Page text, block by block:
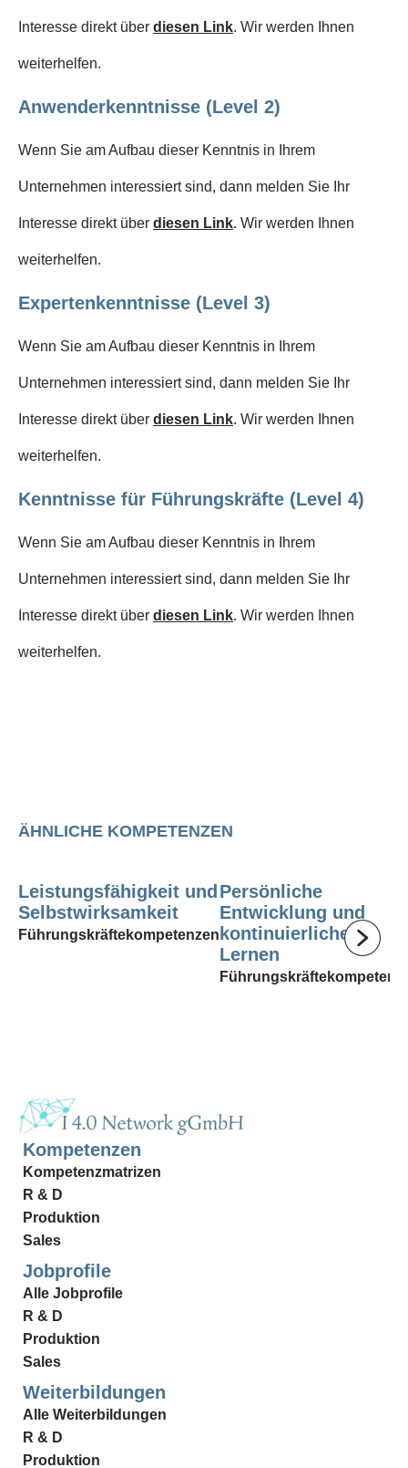
Interesse direkt über diesen Link. Wir werden Ihnen
weiterhelfen.
Anwenderkenntnisse (Level 2)
Wenn Sie am Aufbau dieser Kenntnis in Ihrem
Unternehmen interessiert sind, dann melden Sie Ihr
Interesse direkt über diesen Link. Wir werden Ihnen
weiterhelfen.
Expertenkenntnisse (Level 3)
Wenn Sie am Aufbau dieser Kenntnis in Ihrem
Unternehmen interessiert sind, dann melden Sie Ihr
Interesse direkt über diesen Link. Wir werden Ihnen
weiterhelfen.
Kenntnisse für Führungskräfte (Level 4)
Wenn Sie am Aufbau dieser Kenntnis in Ihrem
Unternehmen interessiert sind, dann melden Sie Ihr
Interesse direkt über diesen Link. Wir werden Ihnen
weiterhelfen.
ÄHNLICHE KOMPETENZEN
Leistungsfähigkeit und
Selbstwirksamkeit
Führungskräftekompetenzen
Persönliche
Entwicklung und
kontinuierliches
Lernen
Kompetenzen
Kompetenzmatrizen
R & D
Produktion
Sales
Jobprofile
Alle Jobprofile
R & D
Produktion
Sales
Weiterbildungen
Alle Weiterbildungen
R & D
Produktion